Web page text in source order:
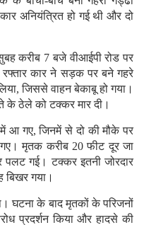
अनियंत्रित हो गई थी और दो
करीब 7 बजे वीआईपी रोड पर
कार ने सड़क पर बने गहरे
जिससे वाहन बेकाबू हो गया।
के ठेले को टक्कर मार दी।
आ गए, जिनमें से दो की मौके पर
गए। मृतक करीब 20 फीट दूर जा
पलट गई। टक्कर इतनी जोरदार
बिखर गया।
घटना के बाद मृतकों के परिजनों
प्रदर्शन किया और हादसे की